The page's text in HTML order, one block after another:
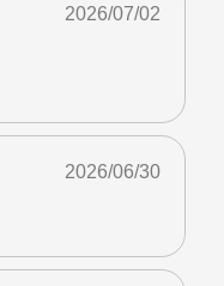
2026/07/02
2026/06/30